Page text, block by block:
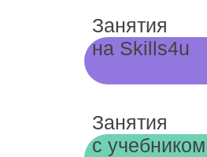
Занятия
на Skills4u
Занятия
с учебником